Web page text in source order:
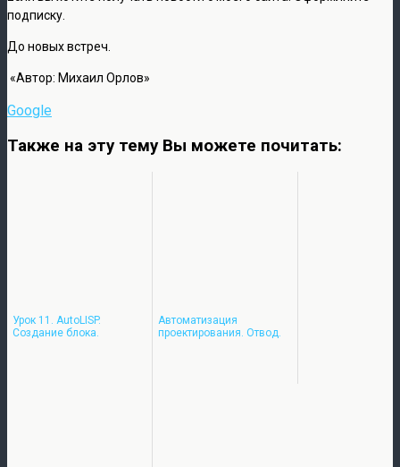
подписку.
До новых встреч.
«Автор: Михаил Орлов»
Google
Также на эту тему Вы можете почитать:
Урок 11. AutoLISP.
Создание блока.
Автоматизация
проектирования. Отвод.